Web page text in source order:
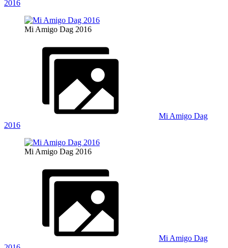
2016
Mi Amigo Dag 2016
Mi Amigo Dag
2016
Mi Amigo Dag 2016
Mi Amigo Dag